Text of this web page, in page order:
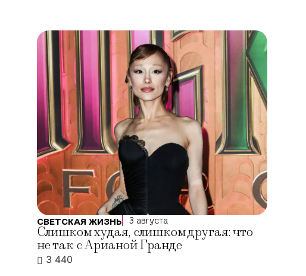
СВЕТСКАЯ ЖИЗНЬ 3 августа
Слишком худая, слишком другая: что
не так с Арианой Гранде
3 440